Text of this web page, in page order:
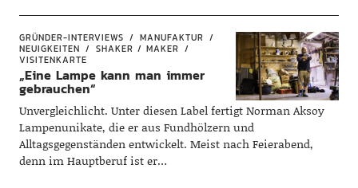
GRÜNDER-INTERVIEWS
MANUFAKTUR
NEUIGKEITEN
SHAKER / MAKER
VISITENKARTE
„Eine Lampe kann man immer
gebrauchen“
Unvergleichlicht. Unter diesen Label fertigt Norman Aksoy
Lampenunikate, die er aus Fundhölzern und
Alltagsgegenständen entwickelt. Meist nach Feierabend,
denn im Hauptberuf ist er…